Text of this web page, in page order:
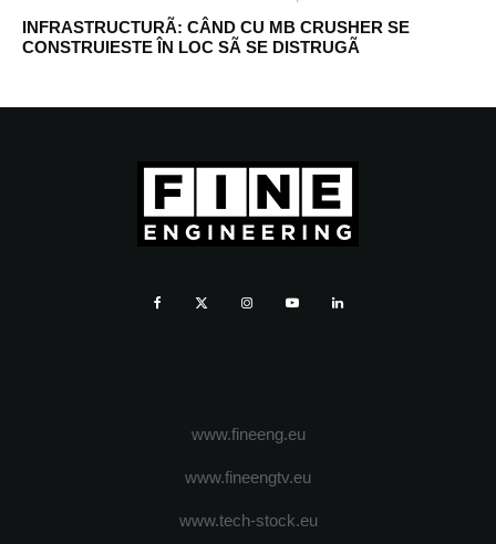
INFRASTRUCTURÃ: CÂND CU MB CRUSHER SE
CONSTRUIESTE ÎN LOC SÃ SE DISTRUGÃ
www.fineeng.eu
www.fineengtv.eu
www.tech-stock.eu